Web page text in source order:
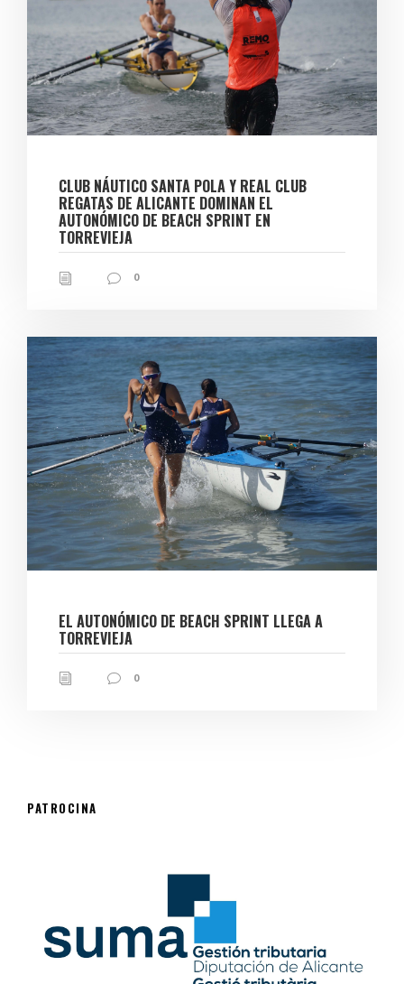
CLUB NÁUTICO SANTA POLA Y REAL CLUB
REGATAS DE ALICANTE DOMINAN EL
AUTONÓMICO DE BEACH SPRINT EN
TORREVIEJA
0
EL AUTONÓMICO DE BEACH SPRINT LLEGA A
TORREVIEJA
0
PATROCINA